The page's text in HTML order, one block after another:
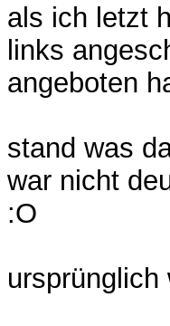
als ich letzt
links
angeboten
stand was
war nicht
:O